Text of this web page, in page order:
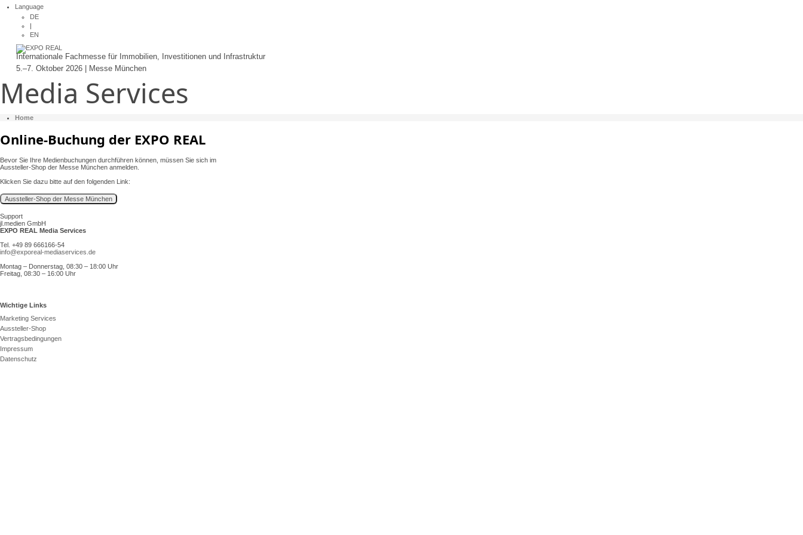
Language
DE
|
EN
Internationale Fachmesse für Immobilien, Investitionen und Infrastruktur
5.–7. Oktober 2026 | Messe München
Media Services
Home
Online-Buchung der EXPO REAL
Bevor Sie Ihre Medienbuchungen durchführen können, müssen Sie sich im
Aussteller-Shop der Messe München anmelden.
Klicken Sie dazu bitte auf den folgenden Link:
Support
jl.medien GmbH
EXPO REAL Media Services
Tel. +49 89 666166-54
info@exporeal-mediaservices.de
Montag – Donnerstag, 08:30 – 18:00 Uhr
Freitag, 08:30 – 16:00 Uhr
Wichtige Links
Marketing Services
Aussteller-Shop
Vertragsbedingungen
Impressum
Datenschutz